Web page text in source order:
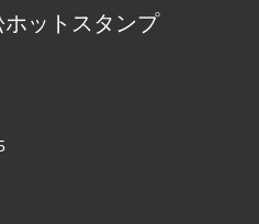
ットスタンプ